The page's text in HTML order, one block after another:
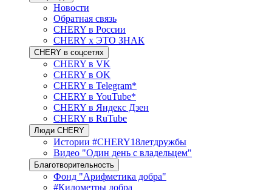
Новости
Обратная связь
CHERY в России
CHERY x ЭТО ЗНАК
CHERY в соцсетях
CHERY в VK
CHERY в OK
CHERY в Telegram*
CHERY в YouTube*
CHERY в Яндекс Дзен
CHERY в RuTube
Люди CHERY
Истории #CHERY18летдружбы
Видео "Один день с владельцем"
Благотворительность
Фонд "Арифметика добра"
#Километры добра